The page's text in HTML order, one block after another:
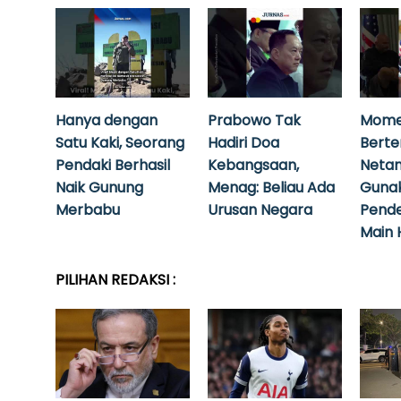
Hanya dengan
Satu Kaki, Seorang
Pendaki Berhasil
Naik Gunung
Merbabu
Prabowo Tak
Hadiri Doa
Kebangsaan,
Menag: Beliau Ada
Urusan Negara
Main
PILIHAN REDAKSI :